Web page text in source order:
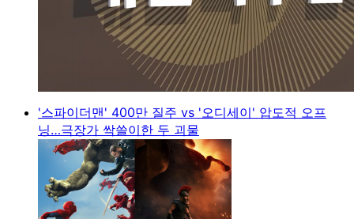
'스파이더맨' 400만 질주 vs '오디세이' 압도적 오프
닝…극장가 싹쓸이한 두 괴물